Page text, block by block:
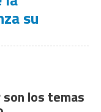
su
son los temas